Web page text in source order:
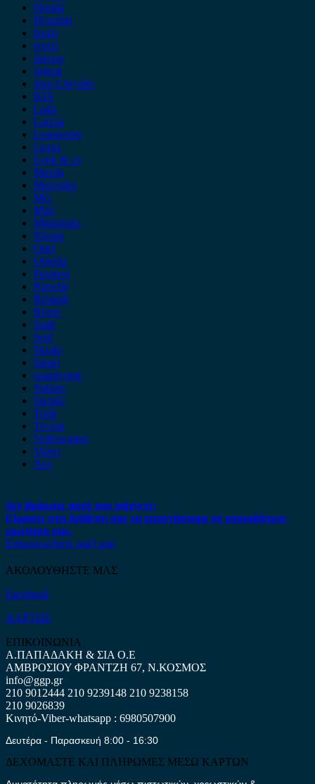
Honda
Hyundai
Isuzu
iveco
Jaecoo
Jaguar
Jeep Chrysler
KIA
Lada
Lancia
Leapmotor
Lexus
Lynk & co
Mazda
Mercedes
MG
Mini
Mitsubishi
Nissan
Opel
Omoda
Peugeot
Porsche
Renault
Rover
Saab
Seat
Skoda
Smart
ssangyong
Subaru
Suzuki
Tesla
Toyota
Volkswagen
Volvo
Xev
Δεν βρήκατε αυτό που ψάχνετε;
Είμαστε στη διάθεση σας να απαντήσουμε σε οποιαδήποτε
ερώτηση σας.
Επικοινωνήστε μαζί μας
ΑΚΟΛΟΥΘΗΣΤΕ ΜΑΣ
Facebook
ΧΑΡΤΗΣ
ΕΠΙΚΟΙΝΩΝΙΑ
Α.ΠΑΠΑΔΑΚΗ & ΣΙΑ Ο.Ε
ΑΜΒΡΟΣΙΟΥ ΦΡΑΝΤΖΗ 67, Ν.ΚΟΣΜΟΣ
info@ggp.gr
210 9012444 210 9239148 210 9238158
210 9026839
Κινητό-Viber-whatsapp : 6980507900
Δευτέρα - Παρασκευή 8:00 - 16:30
ΔΕΧΟΜΑΣΤΕ ΚΑΙ ΠΛΗΡΩΜΕΣ ΜΕΣΩ ΚΑΡΤΩΝ